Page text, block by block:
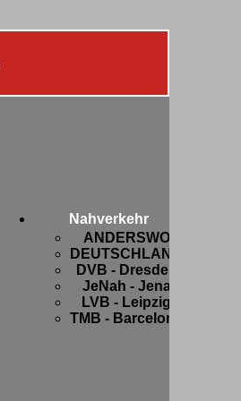
Nahverkehr
ANDERSWO
DEUTSCHLAND
DVB - Dresden
JeNah - Jena
LVB - Leipzig
TMB - Barcelona